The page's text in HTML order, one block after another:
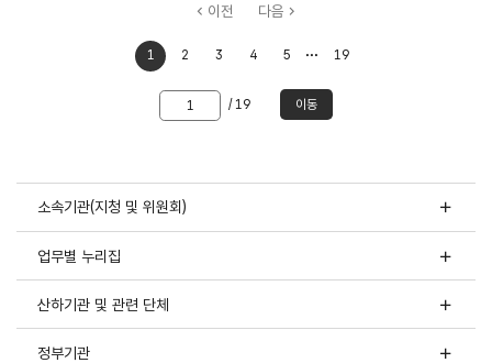
이전
처음으로
1 2 3 4 5
마지막으로
19
다음
이동할
/ 19 이동
소속기관(지청 및 위원회)
업무별 누리집
산하기관 및 관련 단체
정부기관